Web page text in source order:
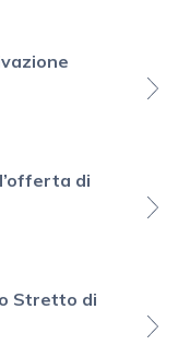
di
Stretto di